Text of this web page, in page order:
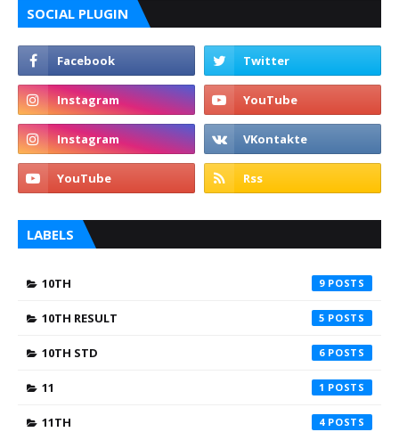
SOCIAL PLUGIN
LABELS
10TH 9
10TH RESULT 5
10TH STD 6
11 1
11TH 4